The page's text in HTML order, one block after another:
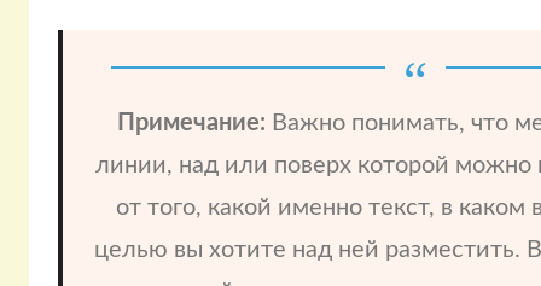
Примечание: Важно понимать, что
линии, над или поверх которой можно
от того, какой именно текст, в каком
целью вы хотите над ней разместить.